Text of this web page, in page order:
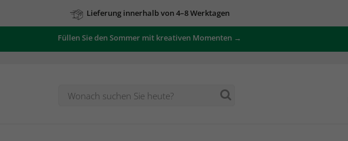
Lieferung innerhalb von 4–8 Werktagen
Füllen Sie den Sommer mit kreativen Momenten →